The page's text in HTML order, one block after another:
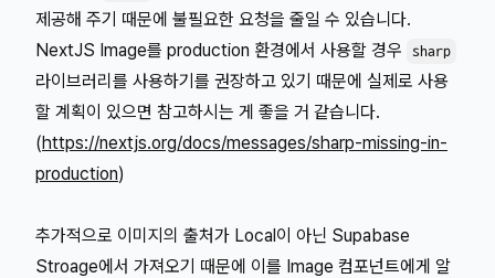
제공해 주기 때문에 불필요한 요청을 줄일 수 있습니다.
NextJS Image를 production 환경에서 사용할 경우
sharp
라이브러리를 사용하기를 권장하고 있기 때문에 실제로 사용
할 계획이 있으면 참고하시는 게 좋을 거 같습니다.
(https://nextjs.org/docs/messages/sharp-missing-in-
production)
추가적으로 이미지의 출처가 Local이 아닌 Supabase
Stroage에서 가져오기 때문에 이를 Image 컴포넌트에게 알